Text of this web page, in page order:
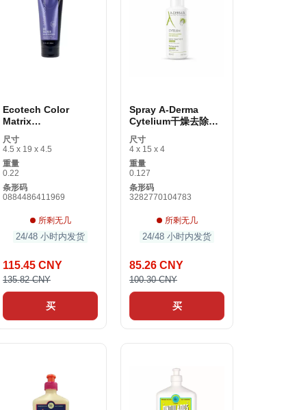
Ecotech Color
Matrix
884486411969 200
ml毛细血管面膜
尺寸
4.5 x 19 x 4.5
重量
0.22
条形码
0884486411969
所剩无几
24/48 小时内发货
115.45 CNY
135.82 CNY
买
Spray A-Derma
Cytelium干燥去除瘙
痒和刺激
尺寸
4 x 15 x 4
重量
0.127
条形码
3282770104783
所剩无几
24/48 小时内发货
85.26 CNY
100.30 CNY
买